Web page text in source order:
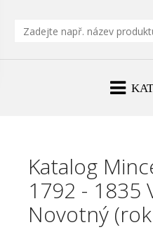
Katalog
1792 - 1835
Novotný